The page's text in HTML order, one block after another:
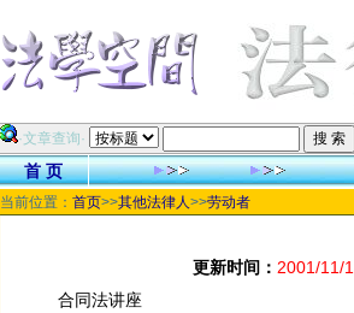
·文章查询·
首 页
当前位置： 首页>>其他法律人>>劳动者
更新时间： 2001/11/
合同法讲座